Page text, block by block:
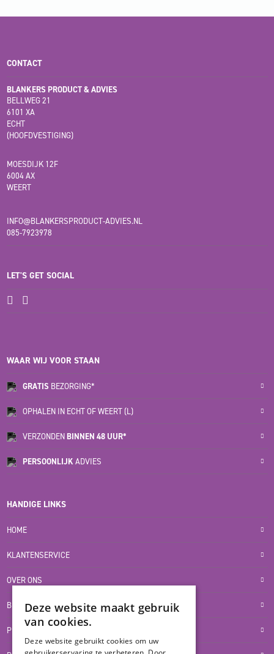
CONTACT
BLANKERS PRODUCT & ADVIES
BELLWEG 21
6101 XA
ECHT
(HOOFDVESTIGING)
MOESDIJK 12F
6004 AX
WEERT
INFO@BLANKERSPRODUCT-ADVIES.NL
085-7923978
LET'S GET SOCIAL
WAAR WIJ VOOR STAAN
GRATIS BEZORGING*
OPHALEN IN ECHT OF WEERT (L)
VERZONDEN BINNEN 48 UUR*
PERSOONLIJKADVIES
HANDIGE LINKS
HOME
KLANTENSERVICE
OVER ONS
BLOG
PRIVACYVERKLARING
Deze website maakt gebruik
van cookies.
Deze website gebruikt cookies om uw